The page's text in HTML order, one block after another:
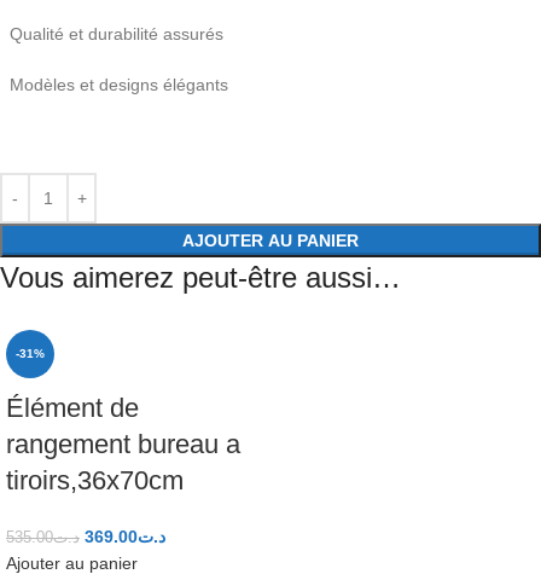
Qualité et durabilité assurés
Modèles et designs élégants
AJOUTER AU PANIER
Vous aimerez peut-être aussi…
-31%
Élément de
rangement bureau a
tiroirs,36x70cm
د.ت535.00 د.ت369.00
Ajouter au panier